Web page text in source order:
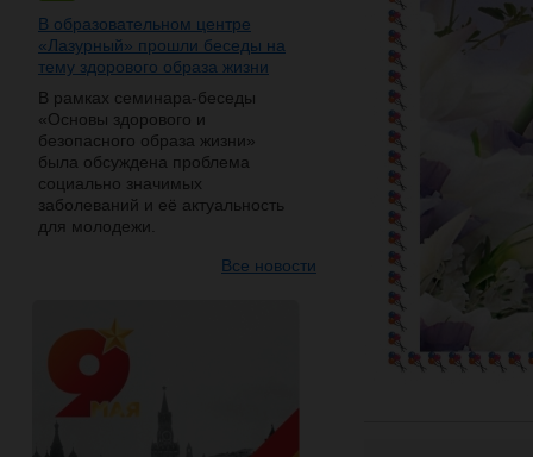
В образовательном центре
«Лазурный» прошли беседы на
тему здорового образа жизни
В рамках семинара-беседы
«Основы здорового и
безопасного образа жизни»
была обсуждена проблема
социально значимых
заболеваний и её актуальность
для молодежи.
Все новости